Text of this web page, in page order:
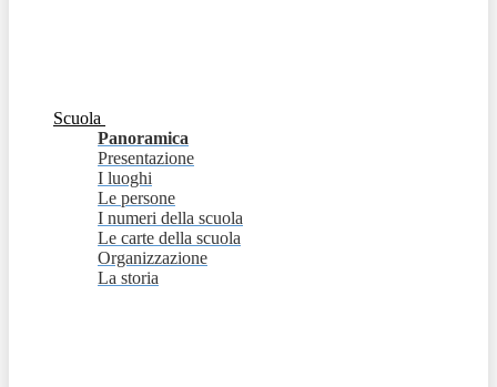
Scuola
Panoramica
Presentazione
I luoghi
Le persone
I numeri della scuola
Le carte della scuola
Organizzazione
La storia